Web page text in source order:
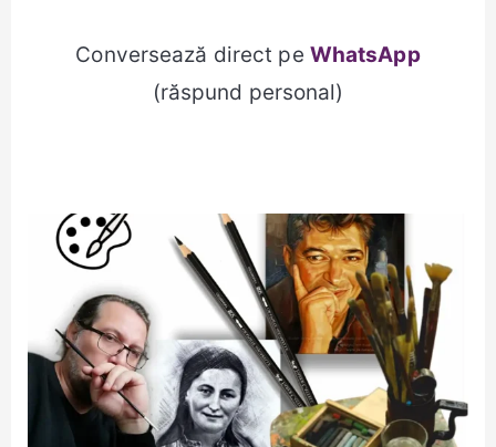
Conversează direct pe WhatsApp
(răspund personal)